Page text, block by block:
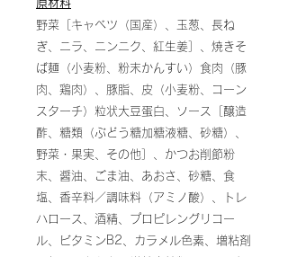
原材料
野菜［キャベツ（国産）、玉葱、長ね
ぎ、ニラ、ニンニク、紅生姜］、焼きそ
ば麺（小麦粉、粉末かんすい）食肉（豚
肉、鶏肉）、豚脂、皮（小麦粉、コーン
スターチ）粒状大豆蛋白、ソース［醸造
酢、糖類（ぶどう糖加糖液糖、砂糖）、
野菜・果実、その他］、かつお削節粉
末、醤油、ごま油、あおさ、砂糖、食
塩、香辛料／調味料（アミノ酸）、トレ
ハロース、酒精、プロピレングリコー
ル、ビタミンB2、カラメル色素、増粘剤